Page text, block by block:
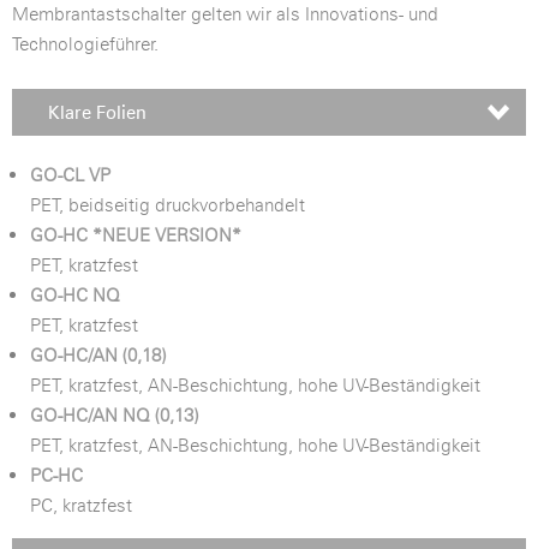
Membrantastschalter gelten wir als Innovations- und
Technologieführer.
Klare Folien
GO-CL VP
PET, beidseitig druckvorbehandelt
GO-HC *NEUE VERSION*
PET, kratzfest
GO-HC NQ
PET, kratzfest
GO-HC/AN (0,18)
PET, kratzfest, AN-Beschichtung, hohe UV-Beständigkeit
GO-HC/AN NQ (0,13)
PET, kratzfest, AN-Beschichtung, hohe UV-Beständigkeit
PC-HC
PC, kratzfest